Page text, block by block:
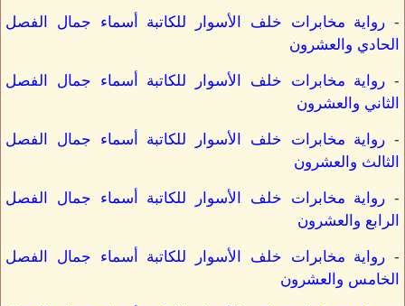
- رواية مخابرات خلف الأسوار للكاتبة أسماء جمال الفصل
الحادي والعشرون
- رواية مخابرات خلف الأسوار للكاتبة أسماء جمال الفصل
الثاني والعشرون
- رواية مخابرات خلف الأسوار للكاتبة أسماء جمال الفصل
الثالث والعشرون
- رواية مخابرات خلف الأسوار للكاتبة أسماء جمال الفصل
الرابع والعشرون
- رواية مخابرات خلف الأسوار للكاتبة أسماء جمال الفصل
الخامس والعشرون